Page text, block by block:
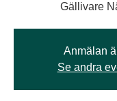
Gällivare
Anmälan
Se andra